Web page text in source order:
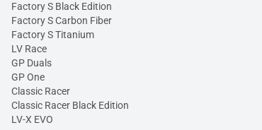
Factory S Black Edition
Factory S Carbon Fiber
Factory S Titanium
LV Race
GP Duals
GP One
Classic Racer
Classic Racer Black Edition
LV-X EVO